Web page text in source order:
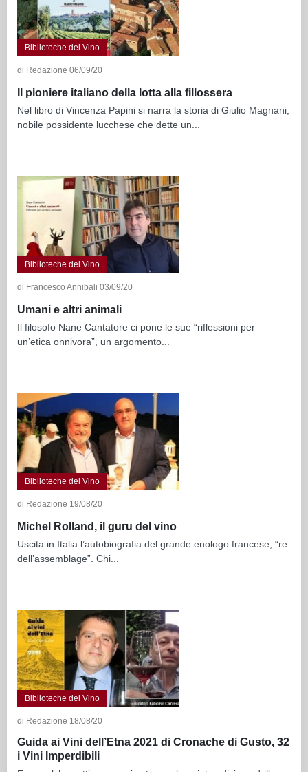
Biblioteche del Vino
di Redazione 06/09/20
Il pioniere italiano della lotta alla fillossera
Nel libro di Vincenza Papini si narra la storia di Giulio Magnani,
nobile possidente lucchese che dette un...
Biblioteche del Vino
di Francesco Annibali 03/09/20
Umani e altri animali
Il filosofo Nane Cantatore ci pone le sue “riflessioni per
un’etica onnivora”, un argomento...
Biblioteche del Vino
di Redazione 19/08/20
Michel Rolland, il guru del vino
Uscita in Italia l’autobiografia del grande enologo francese, “re
dell’assemblage”. Chi...
Biblioteche del Vino
di Redazione 18/08/20
Guida ai Vini dell’Etna 2021 di Cronache di Gusto, 32
i Vini Imperdibili